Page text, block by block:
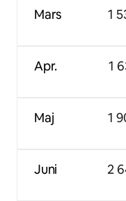
Mars
Apr.
Maj
Juni
1
1
1
2